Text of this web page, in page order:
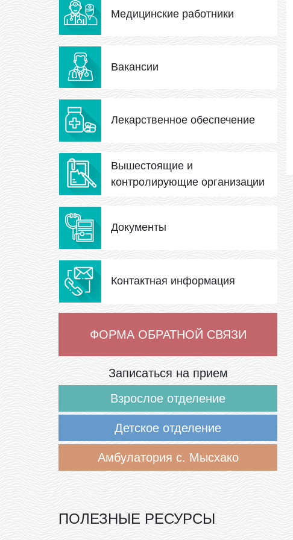
Медицинские работники
Вакансии
Лекарственное обеспечение
Вышестоящие и
контролирующие организации
Документы
Контактная информация
ФОРМА ОБРАТНОЙ СВЯЗИ
Записаться на прием
Взрослое отделение
Детское отделение
Амбулатория с. Мысхако
ПОЛЕЗНЫЕ РЕСУРСЫ